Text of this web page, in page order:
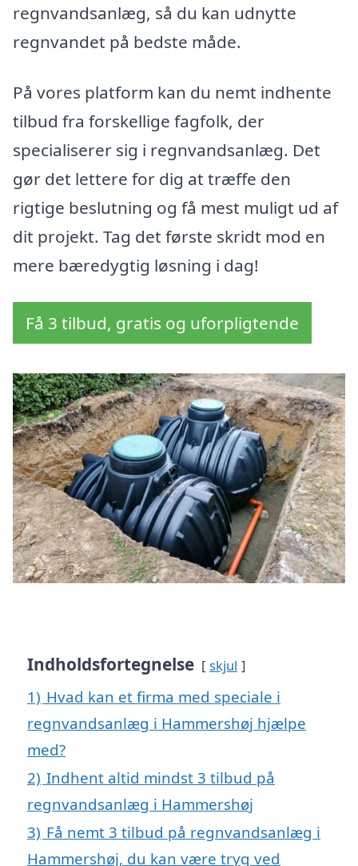
regnvandsanlæg, så du kan udnytte
regnvandet på bedste måde.
På vores platform kan du nemt indhente
tilbud fra forskellige fagfolk, der
specialiserer sig i regnvandsanlæg. Det
gør det lettere for dig at træffe den
rigtige beslutning og få mest muligt ud af
dit projekt. Tag det første skridt mod en
mere bæredygtig løsning i dag!
Få 3 tilbud, gratis og uforpligtende
Indholdsfortegnelse skjul
1) Hvad kan et firma med speciale i
regnvandsanlæg i Hammershøj hjælpe
med?
2) Indhent altid mindst 3 tilbud på
regnvandsanlæg i Hammershøj
3) Få nemt 3 tilbud på regnvandsanlæg i
Hammershøj, du kan være tryg ved